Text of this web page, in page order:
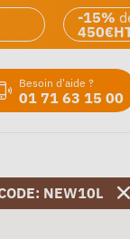
-15%
Besoin d'aide ?
01 71 63 15 00
NEW10L